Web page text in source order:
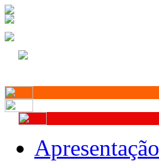
Apresentação